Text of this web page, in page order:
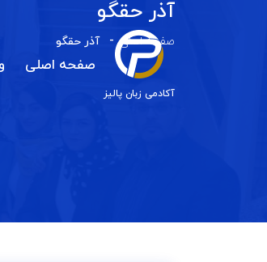
آکادمی زبان پالیز
صفحه اصلی
آذر حقگو
صفحه اصلی آذر حقگو